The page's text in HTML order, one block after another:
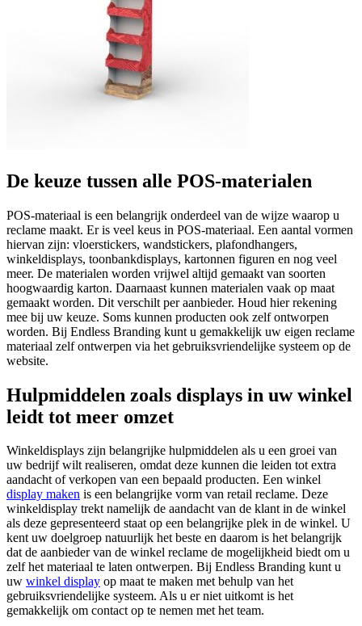
De keuze tussen alle POS-materialen
POS-materiaal is een belangrijk onderdeel van de wijze waarop u
reclame maakt. Er is veel keus in POS-materiaal. Een aantal vormen
hiervan zijn: vloerstickers, wandstickers, plafondhangers,
winkeldisplays, toonbankdisplays, kartonnen figuren en nog veel
meer. De materialen worden vrijwel altijd gemaakt van soorten
hoogwaardig karton. Daarnaast kunnen materialen vaak op maat
gemaakt worden. Dit verschilt per aanbieder. Houd hier rekening
mee bij uw keuze. Soms kunnen producten ook zelf ontworpen
worden. Bij Endless Branding kunt u gemakkelijk uw eigen reclame
materiaal zelf ontwerpen via het gebruiksvriendelijke systeem op de
website.
Hulpmiddelen zoals displays in uw winkel
leidt tot meer omzet
Winkeldisplays zijn belangrijke hulpmiddelen als u een groei van
uw bedrijf wilt realiseren, omdat deze kunnen die leiden tot extra
aandacht of verkopen van een bepaald producten. Een winkel
display maken is een belangrijke vorm van retail reclame. Deze
winkeldisplay trekt namelijk de aandacht van de klant in de winkel
als deze gepresenteerd staat op een belangrijke plek in de winkel. U
kent uw doelgroep natuurlijk het beste en daarom is het belangrijk
dat de aanbieder van de winkel reclame de mogelijkheid biedt om u
zelf het materiaal te laten ontwerpen. Bij Endless Branding kunt u
uw winkel display op maat te maken met behulp van het
gebruiksvriendelijke systeem. Als u er niet uitkomt is het
gemakkelijk om contact op te nemen met het team.